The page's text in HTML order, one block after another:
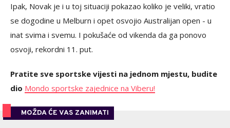
Ipak, Novak je i u toj situaciji pokazao koliko je veliki, vratio
se dogodine u Melburn i opet osvojio Australijan open - u
inat svima i svemu. I pokušaće od vikenda da ga ponovo
osvoji, rekordni 11. put.
Pratite sve sportske vijesti na jednom mjestu, budite
dio Mondo sportske zajednice na Viberu!
MOŽDA ĆE VAS ZANIMATI